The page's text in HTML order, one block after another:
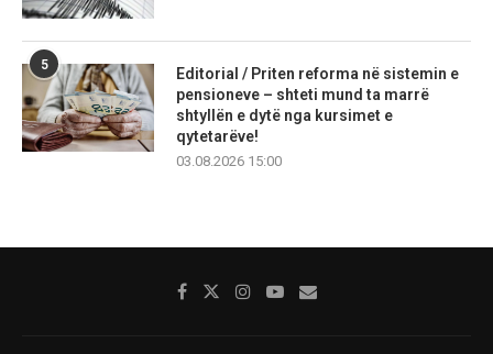
5
Editorial / Priten reforma në sistemin e
pensioneve – shteti mund ta marrë
shtyllën e dytë nga kursimet e
qytetarëve!
03.08.2026 15:00